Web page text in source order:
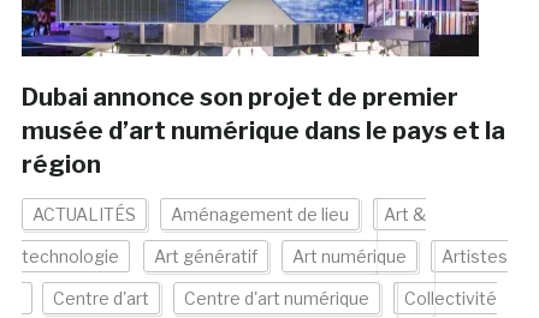
Dubai annonce son projet de premier
musée d’art numérique dans le pays et la
région
ACTUALITÉS Aménagement de lieu Art &
technologie Art génératif Art numérique Artistes
Centre d'art Centre d'art numérique Collectivité